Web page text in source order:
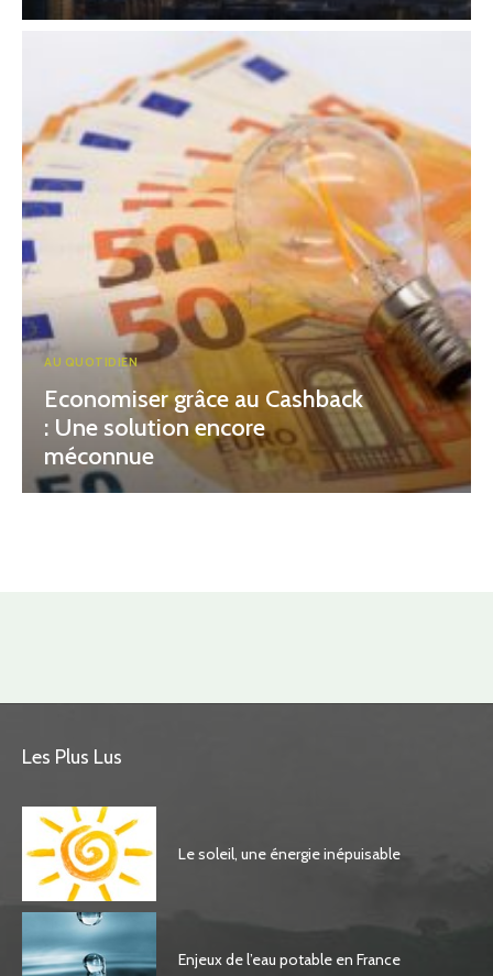
AU QUOTIDIEN
Economiser grâce au Cashback
: Une solution encore
méconnue
Les Plus Lus
Le soleil, une énergie inépuisable
Enjeux de l’eau potable en France